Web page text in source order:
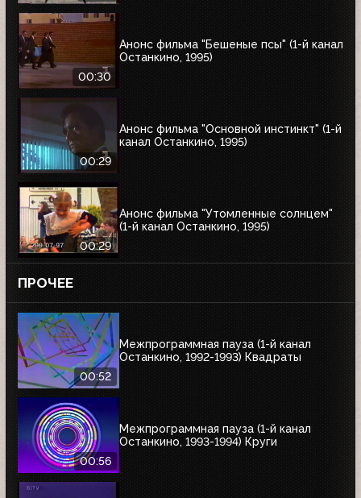
00:30
Анонс фильма "Бешеные псы" (1-й канал
Останкино, 1995)
00:29
Анонс фильма "Основной инстинкт" (1-й
канал Останкино, 1995)
00:29
Анонс фильма "Утомленные солнцем"
(1-й канал Останкино, 1995)
ПРОЧЕЕ
00:52
Межпрограммная пауза (1-й канал
Останкино, 1992-1993) Квадраты
00:56
Межпрограммная пауза (1-й канал
Останкино, 1993-1994) Круги